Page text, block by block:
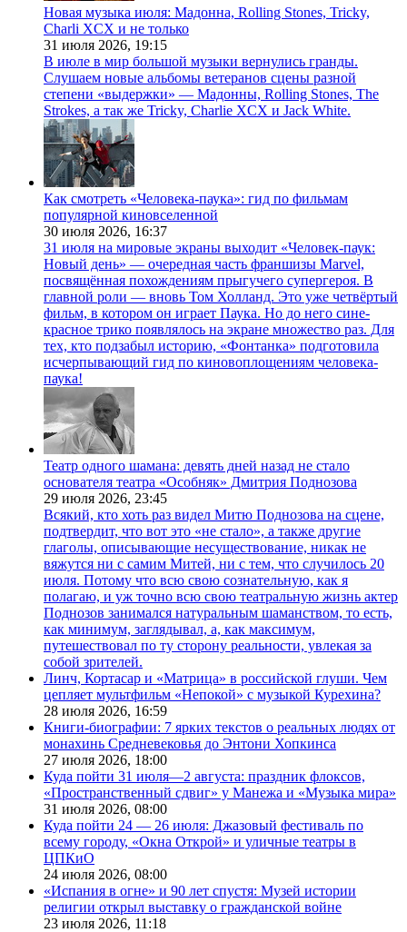
Новая музыка июля: Мадонна, Rolling Stones, Tricky,
Charli XCX и не только
31 июля 2026, 19:15
В июле в мир большой музыки вернулись гранды.
Слушаем новые альбомы ветеранов сцены разной
степени «выдержки» — Мадонны, Rolling Stones, The
Strokes, а так же Tricky, Charlie XCX и Jack White.
Как смотреть «Человека-паука»: гид по фильмам
популярной киновселенной
30 июля 2026, 16:37
31 июля на мировые экраны выходит «Человек-паук:
Новый день» — очередная часть франшизы Marvel,
посвящённая похождениям прыгучего супергероя. В
главной роли — вновь Том Холланд. Это уже четвёртый
фильм, в котором он играет Паука. Но до него сине-
красное трико появлялось на экране множество раз. Для
тех, кто подзабыл историю, «Фонтанка» подготовила
исчерпывающий гид по киновоплощениям человека-
паука!
Театр одного шамана: девять дней назад не стало
основателя театра «Особняк» Дмитрия Поднозова
29 июля 2026, 23:45
Всякий, кто хоть раз видел Митю Поднозова на сцене,
подтвердит, что вот это «не стало», а также другие
глаголы, описывающие несуществование, никак не
вяжутся ни с самим Митей, ни с тем, что случилось 20
июля. Потому что всю свою сознательную, как я
полагаю, и уж точно всю свою театральную жизнь актер
Поднозов занимался натуральным шаманством, то есть,
как минимум, заглядывал, а, как максимум,
путешествовал по ту сторону реальности, увлекая за
собой зрителей.
Линч, Кортасар и «Матрица» в российской глуши. Чем
цепляет мультфильм «Непокой» с музыкой Курехина?
28 июля 2026, 16:59
Книги-биографии: 7 ярких текстов о реальных людях от
монахинь Средневековья до Энтони Хопкинса
27 июля 2026, 18:00
Куда пойти 31 июля—2 августа: праздник флоксов,
«Пространственный сдвиг» у Манежа и «Музыка мира»
31 июля 2026, 08:00
Куда пойти 24 — 26 июля: Джазовый фестиваль по
всему городу, «Окна Открой» и уличные театры в
ЦПКиО
24 июля 2026, 08:00
«Испания в огне» и 90 лет спустя: Музей истории
религии открыл выставку о гражданской войне
23 июля 2026, 11:18